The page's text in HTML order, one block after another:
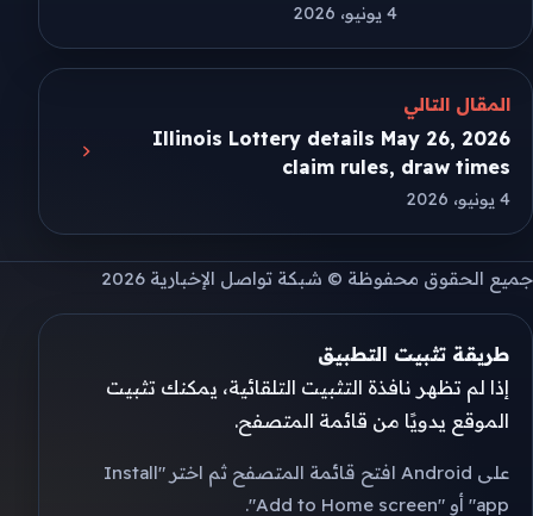
4 يونيو، 2026
المقال التالي
Illinois Lottery details May 26, 2026
claim rules, draw times
4 يونيو، 2026
جميع الحقوق محفوظة © شبكة تواصل الإخبارية 2026
طريقة تثبيت التطبيق
إذا لم تظهر نافذة التثبيت التلقائية، يمكنك تثبيت
الموقع يدويًا من قائمة المتصفح.
على Android افتح قائمة المتصفح ثم اختر "Install
app" أو "Add to Home screen".